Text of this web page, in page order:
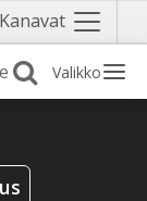
Kanavat Näytä
valikko
Valikko